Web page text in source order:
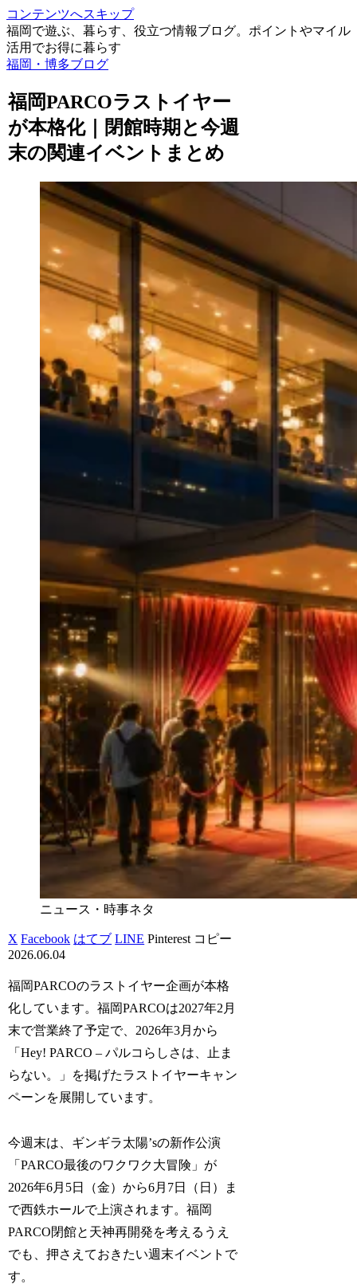
コンテンツへスキップ
福岡で遊ぶ、暮らす、役立つ情報ブログ。ポイントやマイル
活用でお得に暮らす
福岡・博多ブログ
福岡PARCOラストイヤー
が本格化｜閉館時期と今週
末の関連イベントまとめ
ニュース・時事ネタ
X Facebook はてブ LINE Pinterest コピー
2026.06.04
福岡PARCOのラストイヤー企画が本格
化しています。福岡PARCOは2027年2月
末で営業終了予定で、2026年3月から
「Hey! PARCO – パルコらしさは、止ま
らない。」を掲げたラストイヤーキャン
ペーンを展開しています。
今週末は、ギンギラ太陽’sの新作公演
「PARCO最後のワクワク大冒険」が
2026年6月5日（金）から6月7日（日）ま
で西鉄ホールで上演されます。福岡
PARCO閉館と天神再開発を考えるうえ
でも、押さえておきたい週末イベントで
す。